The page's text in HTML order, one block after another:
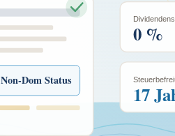
Non-Dom Status
0 %
17